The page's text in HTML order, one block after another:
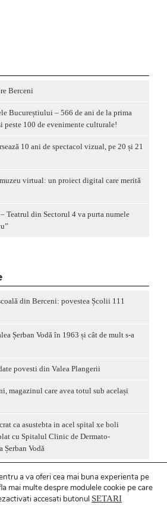
Berceni
Bucureștiului – 566 de ani de la prima
peste 100 de evenimente culturale!
10 ani de spectacol vizual, pe 20 și 21
virtual: un proiect digital care merită
Teatrul din Sectorul 4 va purta numele
din Berceni: povestea Școlii 111
Șerban Vodă în 1963 și cât de mult s-a
povesti din Valea Plangerii
magazinul care avea totul sub același
ca asustebta in acel spital xe boli
cu Spitalul Clinic de Dermato-
Șerban Vodă
a va oferi cea mai buna experienta pe
mai multe despre modulele cookie pe care
accesati butonul SETARI